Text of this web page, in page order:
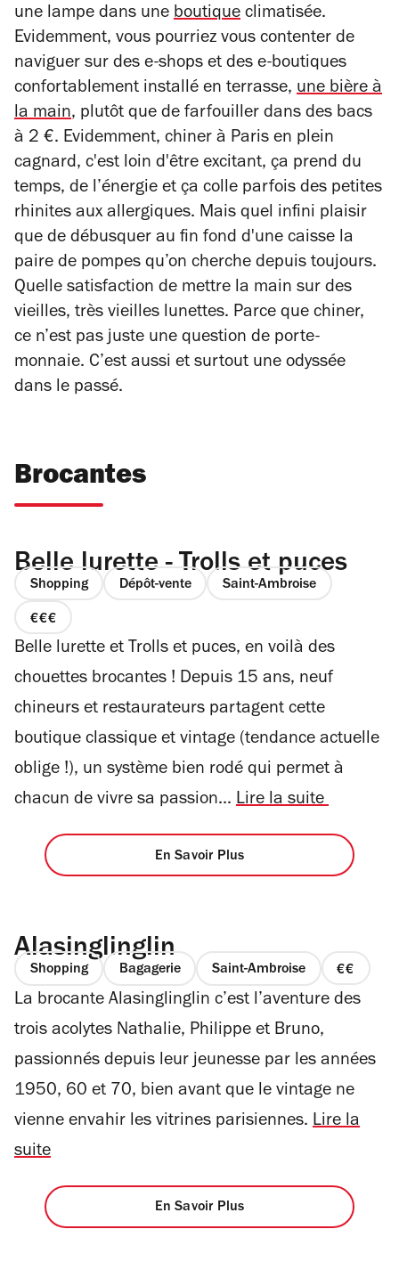
une lampe dans une boutique climatisée.
Evidemment, vous pourriez vous contenter de
naviguer sur des e-shops et des e-boutiques
confortablement installé en terrasse, une bière à
la main, plutôt que de farfouiller dans des bacs
à 2 €. Evidemment, chiner à Paris en plein
cagnard, c'est loin d'être excitant, ça prend du
temps, de l’énergie et ça colle parfois des petites
rhinites aux allergiques. Mais quel infini plaisir
que de débusquer au fin fond d'une caisse la
paire de pompes qu’on cherche depuis toujours.
Quelle satisfaction de mettre la main sur des
vieilles, très vieilles lunettes. Parce que chiner,
ce n’est pas juste une question de porte-
monnaie. C’est aussi et surtout une odyssée
dans le passé.
Brocantes
Belle lurette - Trolls et puces
Shopping Dépôt-vente Saint-Ambroise
prix
3
sur
Belle lurette et Trolls et puces, en voilà des
chouettes brocantes ! Depuis 15 ans, neuf
chineurs et restaurateurs partagent cette
boutique classique et vintage (tendance actuelle
oblige !), un système bien rodé qui permet à
chacun de vivre sa passion... Lire la suite
En Savoir Plus
Alasinglinglin
Shopping Bagagerie Saint-Ambroise
prix
2
La brocante Alasinglinglin c’est l’aventure des
trois acolytes Nathalie, Philippe et Bruno,
passionnés depuis leur jeunesse par les années
1950, 60 et 70, bien avant que le vintage ne
vienne envahir les vitrines parisiennes. Lire la
suite
En Savoir Plus